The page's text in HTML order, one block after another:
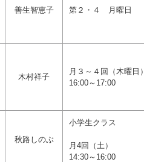
善生智恵子 第２・４ 月曜日
木村祥子
月３～４回（木曜日）
16:00～17:00
秋路しのぶ
小学生クラス
月4回（土）
14:30～16:00